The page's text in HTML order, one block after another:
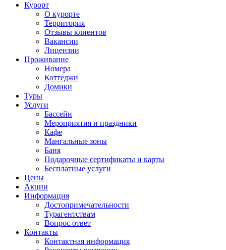
Курорт
О курорте
Территория
Отзывы клиентов
Вакансии
Лицензии
Проживание
Номера
Коттеджи
Домики
Туры
Услуги
Бассейн
Мероприятия и праздники
Кафе
Мангальные зоны
Баня
Подарочные сертификаты и карты
Бесплатные услуги
Цены
Акции
Информация
Достопримечательности
Турагентствам
Вопрос ответ
Контакты
Контактная информация